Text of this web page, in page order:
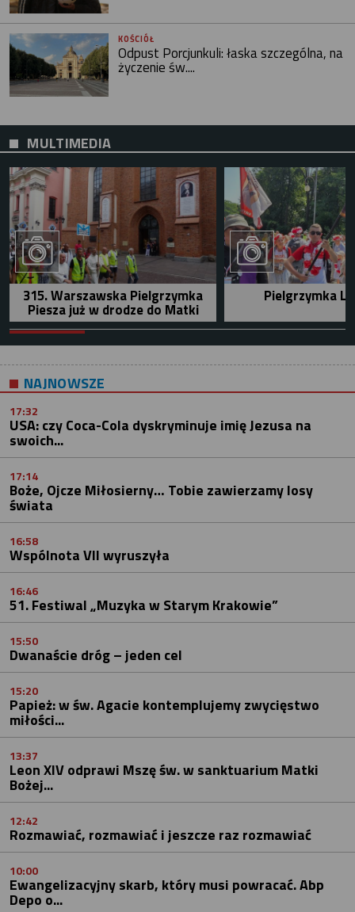
KOŚCIÓŁ
Odpust Porcjunkuli: łaska szczególna, na
życzenie św....
MULTIMEDIA
315. Warszawska Pielgrzymka
Piesza już w drodze do Matki
Pielgrzymka
NAJNOWSZE
17:32
USA: czy Coca-Cola dyskryminuje imię Jezusa na
swoich...
17:14
Boże, Ojcze Miłosierny… Tobie zawierzamy losy
świata
16:58
Wspólnota VII wyruszyła
16:46
51. Festiwal „Muzyka w Starym Krakowie”
15:50
Dwanaście dróg – jeden cel
15:20
Papież: w św. Agacie kontemplujemy zwycięstwo
miłości...
13:37
Leon XIV odprawi Mszę św. w sanktuarium Matki
Bożej...
12:42
Rozmawiać, rozmawiać i jeszcze raz rozmawiać
10:00
Ewangelizacyjny skarb, który musi powracać. Abp
Depo o...